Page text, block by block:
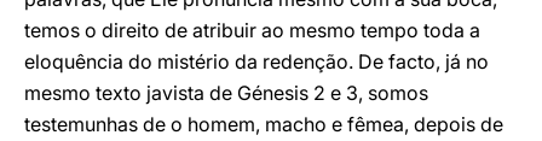
temos o direito de atribuir ao mesmo tempo toda a
eloquência do mistério da redenção. De facto, já no
mesmo texto javista de Génesis 2 e 3, somos
testemunhas de o homem, macho e fêmea, depois de